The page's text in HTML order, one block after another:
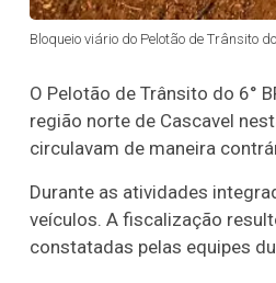
Bloqueio viário do Pelotão de Trânsito
O Pelotão de Trânsito do 6°
região norte de Cascavel
circulavam de maneira
Durante as atividades
veículos. A fiscalização
constatadas pelas equipes